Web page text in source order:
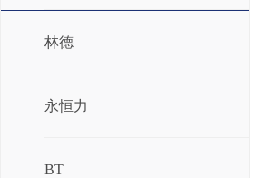
林德
永恒力
BT